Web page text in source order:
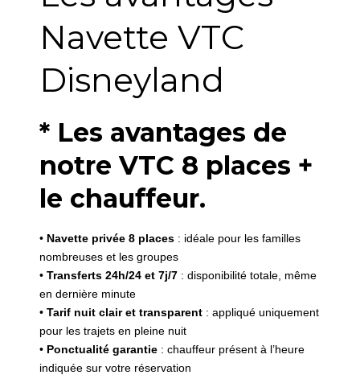
Navette VTC
Disneyland
* Les avantages de
notre VTC 8 places +
le chauffeur.
• Navette privée 8 places : idéale pour les familles
nombreuses et les groupes
• Transferts 24h/24 et 7j/7 : disponibilité totale, même
en dernière minute
• Tarif nuit clair et transparent : appliqué uniquement
pour les trajets en pleine nuit
• Ponctualité garantie : chauffeur présent à l’heure
indiquée sur votre réservation